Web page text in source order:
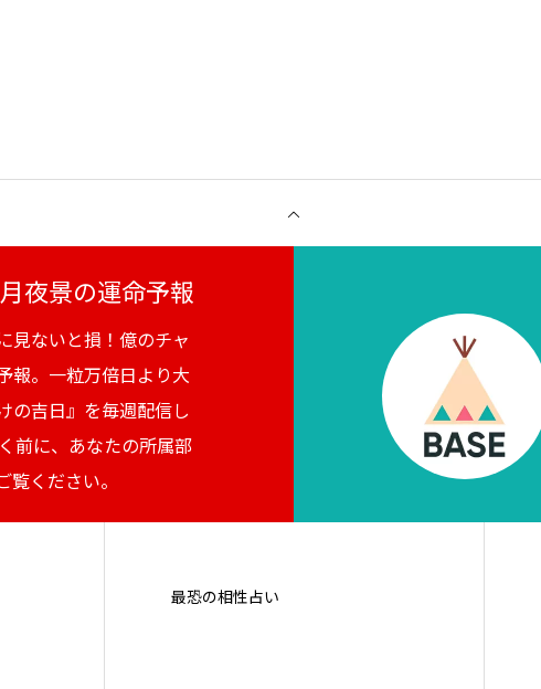
夜景の運命予報
見ないと損！億のチャ
報。一粒万倍日より大
の吉日』を毎週配信し
前に、あなたの所属部
覧ください。
最恐の相性占い